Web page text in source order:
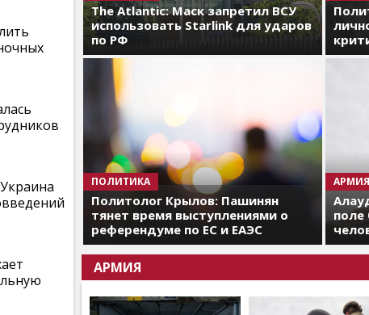
The Atlantic: Маск запретил ВСУ
использовать Starlink для ударов
по РФ
ПОЛИТИКА
Политолог Крылов: Пашинян
тянет время выступлениями о
референдуме по ЕС и ЕАЭС
АРМИЯ
поле
АРМИЯ